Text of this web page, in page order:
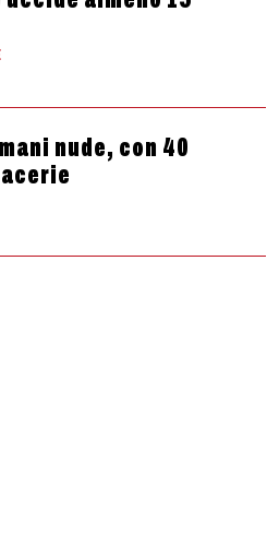
nude, con 40